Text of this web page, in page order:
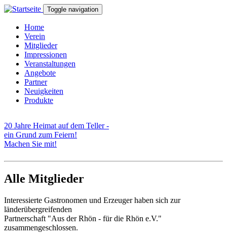
Direkt zum InhaltToggle navigation
Home
Verein
Mitglieder
Impressionen
Veranstaltungen
Angebote
Partner
Neuigkeiten
Produkte
20 Jahre Heimat auf dem Teller -
ein Grund zum Feiern!
Machen Sie mit!
Alle Mitglieder
Interessierte Gastronomen und Erzeuger haben sich zur
länderübergreifenden
Partnerschaft "Aus der Rhön - für die Rhön e.V."
zusammengeschlossen.